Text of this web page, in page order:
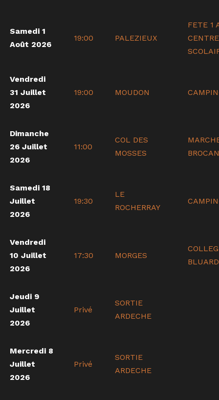
Samedi 1
Août 2026
19:00 PALEZIEUX
FETE 1
CENTRE
Vendredi
31 Juillet
2026
19:00 MOUDON
Dimanche
26 Juillet
2026
11:00
COL DES
MOSSES
Samedi 18
Juillet
2026
19:30
LE
ROCHERRAY
Vendredi
10 Juillet
2026
17:30 MORGES
BLUARD
Jeudi 9
Juillet
2026
Privé
SORTIE
ARDECHE
Mercredi 8
Juillet
2026
Privé
SORTIE
ARDECHE